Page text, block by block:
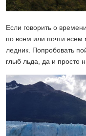
Если говорить о
по всем или почти
ледник. Попробовать
глыб льда, да и просто